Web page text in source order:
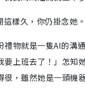
這樣久，你仍掛念
物就是一隻AI的溝
要上班去了！」怎知
很，雖然她是一頭機